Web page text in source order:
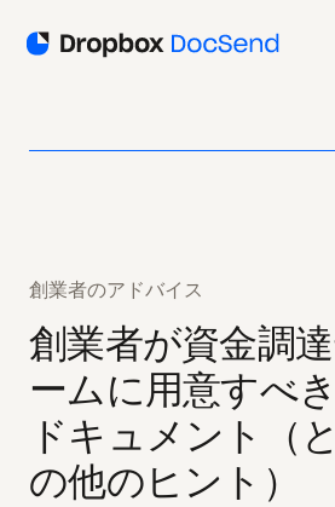
創業者のアドバイス
創業者が資金調
ームに用意すべ
ドキュメント（
の他のヒント）